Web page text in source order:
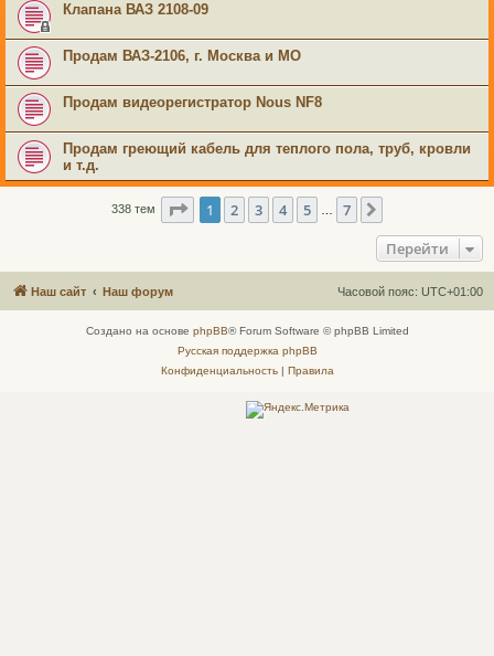
Клапана ВАЗ 2108-09
Продам ВАЗ-2106, г. Москва и МО
Продам видеорегистратор Nous NF8
Продам греющий кабель для теплого пола, труб, кровли
и т.д.
338 тем Страница из
1 2 3 4 5 7
Перейти
Наш сайт Наш форум Часовой пояс: UTC+01:00
Создано на основе phpBB® Forum Software © phpBB Limited
Русская поддержка phpBB
Конфиденциальность| Правила